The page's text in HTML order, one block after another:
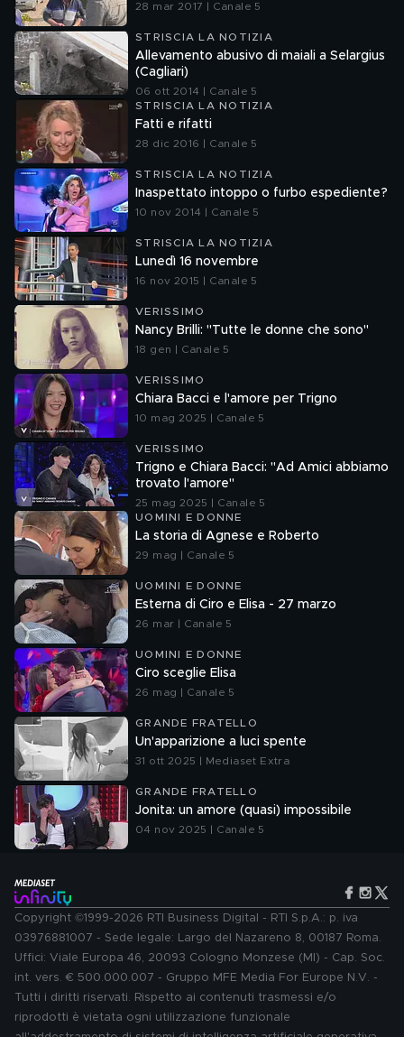
28 mar 2017 | Canale 5
STRISCIA LA NOTIZIA
Allevamento abusivo di maiali a Selargius
(Cagliari)
06 ott 2014 | Canale 5
STRISCIA LA NOTIZIA
Fatti e rifatti
28 dic 2016 | Canale 5
STRISCIA LA NOTIZIA
Inaspettato intoppo o furbo espediente?
10 nov 2014 | Canale 5
STRISCIA LA NOTIZIA
Lunedì 16 novembre
16 nov 2015 | Canale 5
VERISSIMO
Nancy Brilli: "Tutte le donne che sono"
18 gen | Canale 5
VERISSIMO
Chiara Bacci e l'amore per Trigno
10 mag 2025 | Canale 5
VERISSIMO
Trigno e Chiara Bacci: "Ad Amici abbiamo
trovato l'amore"
25 mag 2025 | Canale 5
UOMINI E DONNE
La storia di Agnese e Roberto
29 mag | Canale 5
UOMINI E DONNE
Esterna di Ciro e Elisa - 27 marzo
26 mar | Canale 5
UOMINI E DONNE
Ciro sceglie Elisa
26 mag | Canale 5
GRANDE FRATELLO
Un'apparizione a luci spente
31 ott 2025 | Mediaset Extra
GRANDE FRATELLO
Jonita: un amore (quasi) impossibile
04 nov 2025 | Canale 5
Copyright ©1999-2026 RTI Business Digital - RTI S.p.A.: p. iva
03976881007 - Sede legale: Largo del Nazareno 8, 00187 Roma.
Uffici: Viale Europa 46, 20093 Cologno Monzese (MI) - Cap. Soc.
int. vers. € 500.000.007 - Gruppo MFE Media For Europe N.V. -
Tutti i diritti riservati. Rispetto ai contenuti trasmessi e/o
riprodotti è vietata ogni utilizzazione funzionale